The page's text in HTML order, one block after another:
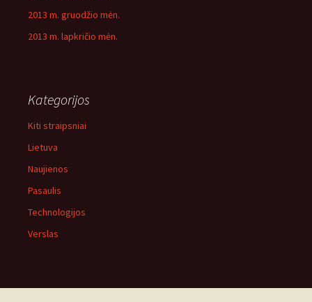
2013 m. gruodžio mėn.
2013 m. lapkričio mėn.
Kategorijos
Kiti straipsniai
Lietuva
Naujienos
Pasaulis
Technologijos
Verslas